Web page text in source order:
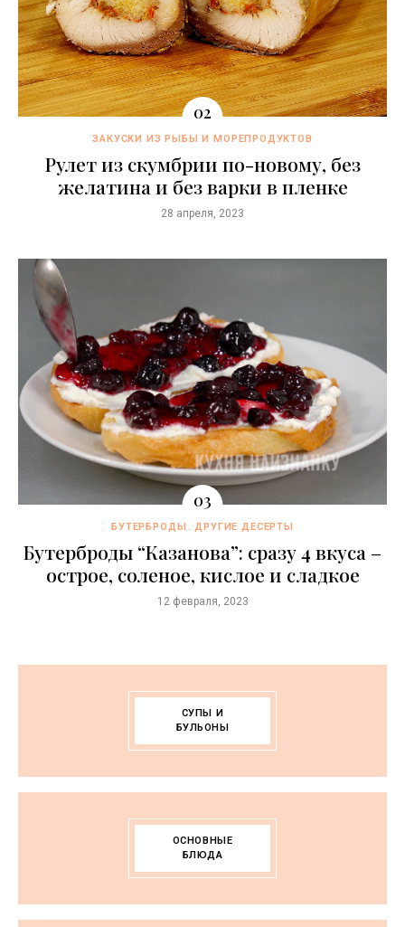
ЗАКУСКИ ИЗ РЫБЫ И МОРЕПРОДУКТОВ
Рулет из скумбрии по-новому, без
желатина и без варки в пленке
28 апреля, 2023
БУТЕРБРОДЫ ДРУГИЕ ДЕСЕРТЫ
Бутерброды “Казaнова”: сразу 4 вкуса –
острое, соленое, кислое и сладкое
12 февраля, 2023
СУПЫ И
БУЛЬОНЫ
ОСНОВНЫЕ
БЛЮДА